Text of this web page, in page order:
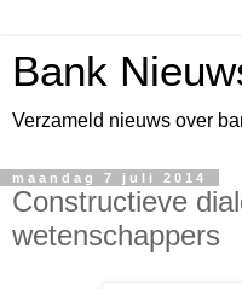
Bank
Verzameld nieuws over
maandag 7 juli 2014
Constructieve
wetenschappers